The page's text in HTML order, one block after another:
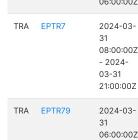
TRA EPTR7
2024-03-
31
08:00:00Z
- 2024-
03-31
21:00:00Z
TRA EPTR79
2024-03-
31
06:00:00Z